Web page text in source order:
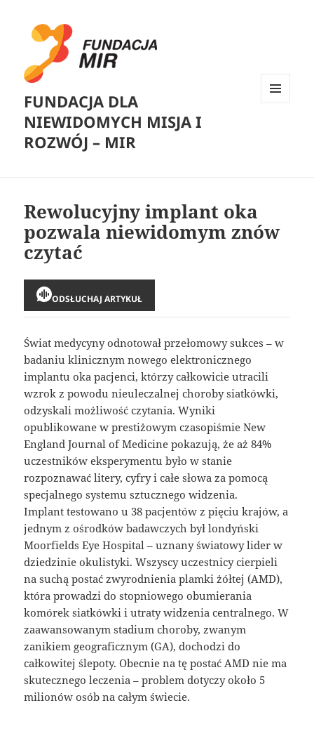
FUNDACJA DLA
NIEWIDOMYCH MISJA I
ROZWÓJ – MIR
Rewolucyjny implant oka
pozwala niewidomym znów
czytać
ODSŁUCHAJ ARTYKUŁ
Świat medycyny odnotował przełomowy sukces – w
badaniu klinicznym nowego elektronicznego
implantu oka pacjenci, którzy całkowicie utracili
wzrok z powodu nieuleczalnej choroby siatkówki,
odzyskali możliwość czytania. Wyniki
opublikowane w prestiżowym czasopiśmie New
England Journal of Medicine pokazują, że aż 84%
uczestników eksperymentu było w stanie
rozpoznawać litery, cyfry i całe słowa za pomocą
specjalnego systemu sztucznego widzenia.
Implant testowano u 38 pacjentów z pięciu krajów, a
jednym z ośrodków badawczych był londyński
Moorfields Eye Hospital – uznany światowy lider w
dziedzinie okulistyki. Wszyscy uczestnicy cierpieli
na suchą postać zwyrodnienia plamki żółtej (AMD),
która prowadzi do stopniowego obumierania
komórek siatkówki i utraty widzenia centralnego. W
zaawansowanym stadium choroby, zwanym
zanikiem geograficznym (GA), dochodzi do
całkowitej ślepoty. Obecnie na tę postać AMD nie ma
skutecznego leczenia – problem dotyczy około 5
milionów osób na całym świecie.